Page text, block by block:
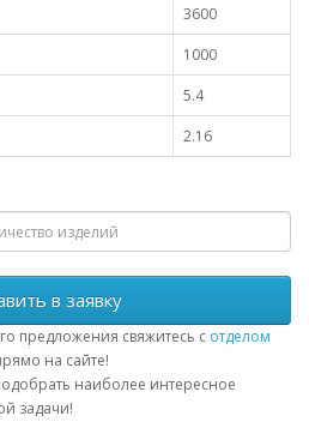
3600
1000
5.4
2.16
в заявку
предложения свяжитесь с отделом
на сайте!
наиболее интересное
задачи!